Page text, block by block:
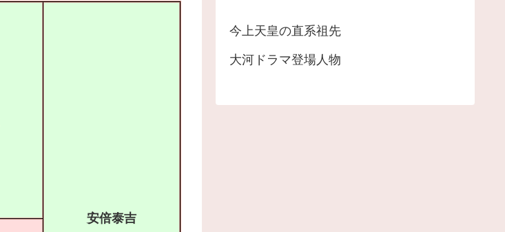
安倍泰吉
今上天皇の直系祖先
大河ドラマ登場人物